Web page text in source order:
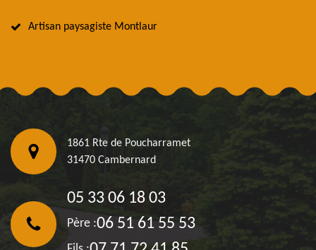
Artisan paysagiste Montlaur
1861 Rte de Poucharramet
31470 Cambernard
05 33 06 18 03
Père :06 51 61 55 53